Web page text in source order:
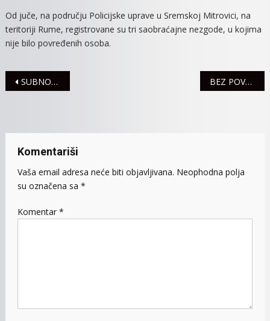
U
Od juče, na području Policijske uprave u Sremskoj Mitrovici, na
teritoriji Rume, registrovane su tri saobraćajne nezgode, u kojima
nije bilo povređenih osoba.
Navigacija
SUBNOR MZ LAĆARAK ORGANIZUJE NOVOGODIŠNJU PROSLAVU BEZ POVREĐENIH U SAOBRAĆAJU
Komentariši
Vaša email adresa neće biti objavljivana. Neophodna polja
su označena sa *
Komentar *